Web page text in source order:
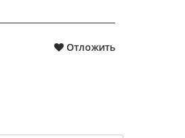
Отложить